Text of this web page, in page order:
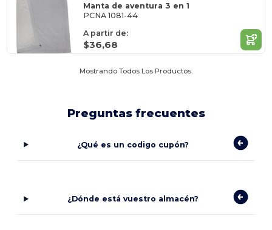
Manta de aventura 3 en 1
PCNA 1081-44
A partir de:
$36,68
Mostrando Todos Los Productos.
Preguntas frecuentes
¿Qué es un codigo cupón?
¿Dónde está vuestro almacén?